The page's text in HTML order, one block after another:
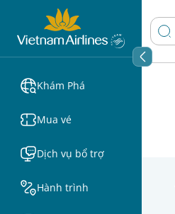
Khám Phá
Mua vé
Dịch vụ bổ trợ
Hành trình